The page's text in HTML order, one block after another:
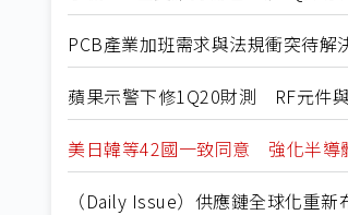
PCB產業加班需求與法規衝突待解
蘋果示警下修1Q20財測 RF元件
美日韓等42國一致同意 強化半導
（Daily Issue）供應鏈全球化重